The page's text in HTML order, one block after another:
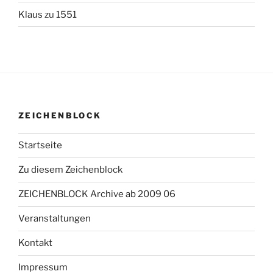
Klaus zu 1551
ZEICHENBLOCK
Startseite
Zu diesem Zeichenblock
ZEICHENBLOCK Archive ab 2009 06
Veranstaltungen
Kontakt
Impressum